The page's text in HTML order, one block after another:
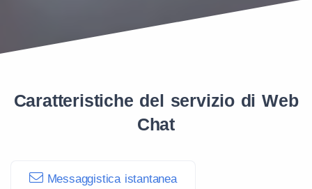
Caratteristiche del servizio di Web
Chat
Messaggistica istantanea